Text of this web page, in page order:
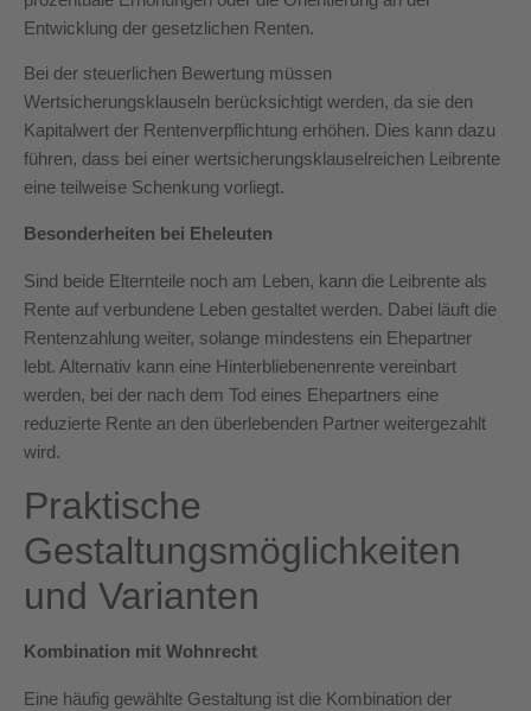
Entwicklung der gesetzlichen Renten.
Bei der steuerlichen Bewertung müssen
Wertsicherungsklauseln berücksichtigt werden, da sie den
Kapitalwert der Rentenverpflichtung erhöhen. Dies kann dazu
führen, dass bei einer wertsicherungsklauselreichen Leibrente
eine teilweise Schenkung vorliegt.
Besonderheiten bei Eheleuten
Sind beide Elternteile noch am Leben, kann die Leibrente als
Rente auf verbundene Leben gestaltet werden. Dabei läuft die
Rentenzahlung weiter, solange mindestens ein Ehepartner
lebt. Alternativ kann eine Hinterbliebenenrente vereinbart
werden, bei der nach dem Tod eines Ehepartners eine
reduzierte Rente an den überlebenden Partner weitergezahlt
wird.
Praktische
Gestaltungsmöglichkeiten
und Varianten
Kombination mit Wohnrecht
Eine häufig gewählte Gestaltung ist die Kombination der